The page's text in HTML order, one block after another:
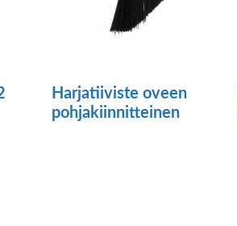
Harjatiiviste oveen
pohjakiinnitteinen